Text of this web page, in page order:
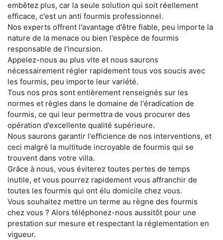
embêtez plus, car la seule solution qui soit réellement
efficace, c'est un anti fourmis professionnel.
Nos experts offrent l'avantage d'être fiable, peu importe la
nature de la menace ou bien l'espèce de fourmis
responsable de l'incursion.
Appelez-nous au plus vite et nous saurons
nécessairement régler rapidement tous vos soucis avec
les fourmis, peu importe leur variété.
Tous nos pros sont entièrement renseignés sur les
normes et règles dans le domaine de l'éradication de
fourmis, ce qui leur permettra de vous procurer des
opération d'excellente qualité supérieure.
Nous saurons garantir l'efficience de nos interventions, et
ceci malgré la multitude incroyable de fourmis qui se
trouvent dans votre villa.
Grâce à nous, vous éviterez toutes pertes de temps
inutile, et vous pourrez rapidement vous affranchir de
toutes les fourmis qui ont élu domicile chez vous.
Vous souhaitez mettre un terme au règne des fourmis
chez vous ? Alors téléphonez-nous aussitôt pour une
prestation sur mesure et respectant la réglementation en
vigueur.